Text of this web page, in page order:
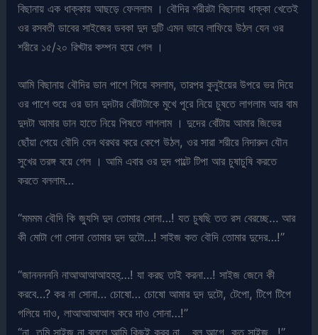
বিছানায় এক ধাক্কায় আছড়ে ফেললাম । বৌদির শরীরটা বিছানায় ধাক্কা খেতেই
ওর রসবতী ডাবের সাইজের ডবকা দুদ দুটি এমন ভাবে লাফিয়ে উঠল যেন ওর
শরীরে ১৫/২০ রিখ্টার কম্পন হয়ে গেল ।
আমি বিছানায় বৌদির ডান পাশে গিয়ে বসলাম, তারপর কুনুইয়ের উপরে ভর দিয়ে
ওর পাশে শুয়ে ওর ডান দুদটার বোঁটাটাকে মুখে পুরে নিয়ে চুষতে লাগলাম আর বাম
দুদটা আমার ডান হাতে নিয়ে পিষতে লাগলাম । দুদের বোঁটায় আমার জিভের
ছোঁয়া পেয়ে বৌদি যেন থরথর করে কেপে উঠল, ওর সারা শরীরে নিদারুন যৌন
সুখের তরঙ্গ বয়ে গেল । আমি এবার ওর দুদ পাল্টে টিপা আর চুষাচুষি করতে
করতে বললাম…
“মমমম বৌদি কি জ্যুসি দুদ তোমার সোনা…! যত চুষছি তত রস বেরচ্ছে… আর
কী মোটা গো সোনা তোমার দুদ দুটো…! সাইজ কত বৌদি তোমার দুদের…!”
“জানননননি নাআআআআহহহ্…! যা করছ তাই করনা…! সাইজ জেনে কী
করবে…? কর না সোনা… চোষো… চোষো আমার দুদ দুটো, টেপো, টিপে টিপে
গলিয়ে দাও, লাআআআআল করে দাও সোনা…!”